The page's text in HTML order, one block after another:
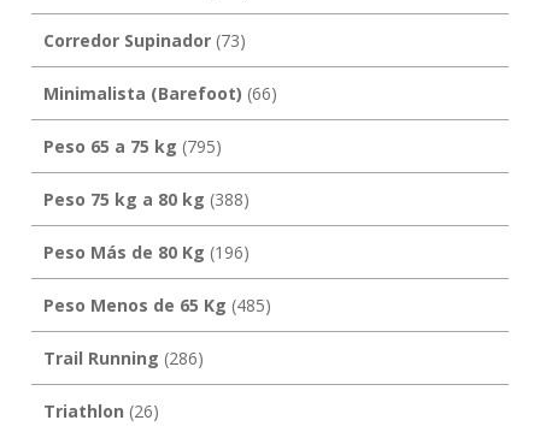
Corredor Supinador(73)
Minimalista (Barefoot) (66)
Peso 65 a 75 kg (795)
Peso 75 kg a 80 kg (388)
Peso Más de 80 Kg (196)
Peso Menos de 65 Kg (485)
Trail Running (286)
Triathlon (26)